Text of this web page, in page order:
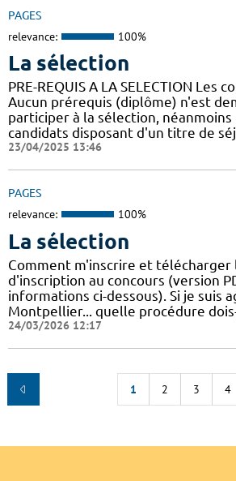
PAGES
relevance: 100%
La sélection
PRE-REQUIS A LA SELECTION Les
Aucun prérequis (diplôme) n'est
participer à la sélection,
candidats disposant d'un titre de
23/04/2025 13:46
PAGES
relevance: 100%
La sélection
Comment m'inscrire et télécharger
d'inscription au concours (version
informations ci-dessous). Si je suis
Montpellier... quelle procédure
24/03/2026 12:17
1 2 3 4